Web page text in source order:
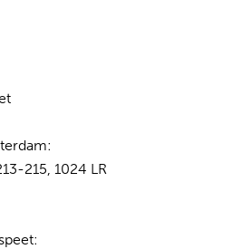
215, 1024 LR